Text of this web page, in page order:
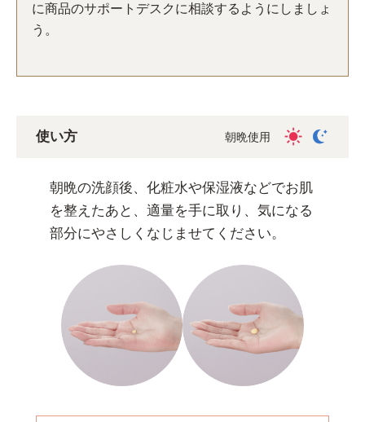
に商品のサポートデスクに相談するようにしましょ
う。
使い方 朝晩使用
朝晩の洗顔後、化粧水や保湿液などでお肌
を整えたあと、適量を手に取り、気になる
部分にやさしくなじませてください。